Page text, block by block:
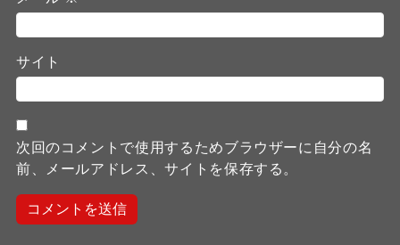
サイト
次回のコメントで使用するためブラウザーに自分の名
前、メールアドレス、サイトを保存する。